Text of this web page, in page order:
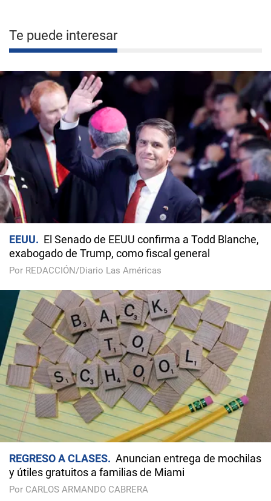
Te puede interesar
EEUU
El Senado de EEUU confirma a Todd Blanche,
exabogado de Trump, como fiscal general
Por REDACCIÓN/Diario Las Américas
REGRESO A CLASES
Anuncian entrega de mochilas
y útiles gratuitos a familias de Miami
Por CARLOS ARMANDO CABRERA